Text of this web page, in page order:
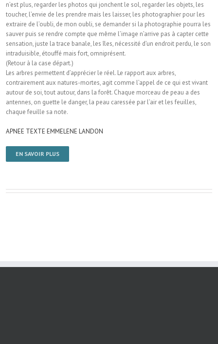
n’est plus, regarder les photos qui jonchent le sol, regarder les objets, les
toucher, l’envie de les prendre mais les laisser, les photographier pour les
extraire de l’oubli, de mon oubli, se demander si la photographie pourra les
sauver puis se rendre compte que même l’image n’arrive pas à capter cette
sensation, juste la trace banale, les îles, nécessité d’un endroit perdu, le son
intraduisible, étouffé mais fort, omniprésent.
(Retour à la case départ.)
Les arbres permettent d’apprécier le réel. Le rapport aux arbres,
contrairement aux natures-mortes, agit comme l’appel de ce qui est vivant
autour de soi, tout autour, dans la forêt. Chaque morceau de peau a des
antennes, on guette le danger, la peau caressée par l’air et les feuilles,
chaque feuille sa note.
APNEE TEXTE EMMELENE LANDON
EN SAVOIR PLUS